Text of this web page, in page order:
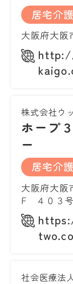
居宅介
大阪府大阪
株式会社ウ
ホープ
ー
居宅介
大阪府大阪
F ４０３号
社会医療法